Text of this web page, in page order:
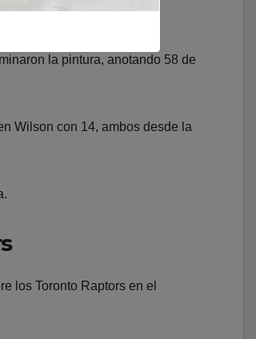
la pintura, anotando 58 de
Wilson con 14, ambos desde la
los Toronto Raptors en el